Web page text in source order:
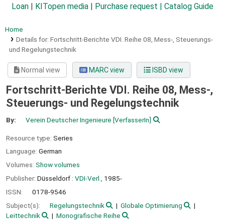
Loan
KITopen media Purchase request | Catalog Guide
Home
Details for: Fortschritt-Berichte VDI. Reihe 08, Mess-, Steuerungs-
und Regelungstechnik
Normal view MARC view ISBD view
Fortschritt-Berichte VDI. Reihe 08, Mess-,
Steuerungs- und Regelungstechnik
By: Verein Deutscher Ingenieure [VerfasserIn]
Resource type: Series
Language: German
Volumes: Show volumes
Publisher: Düsseldorf : VDI-Verl.,
1985-
ISSN:
0178-9546
Subject(s):
Regelungstechnik
Globale Optimierung
Leittechnik
Monografische Reihe